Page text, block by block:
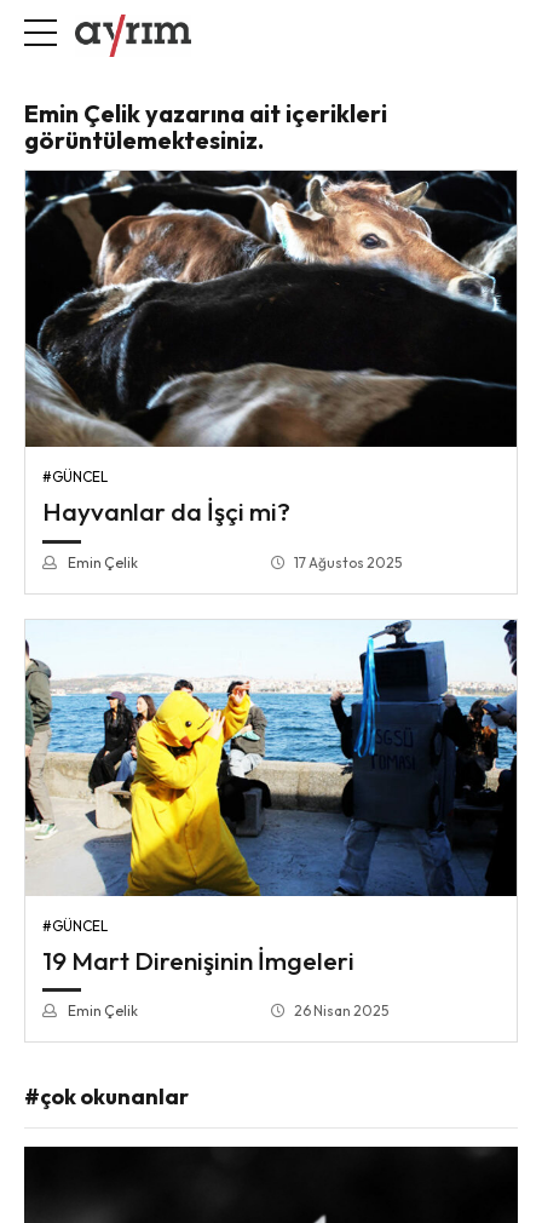
Emin Çelik yazarına ait içerikleri
görüntülemektesiniz.
#GÜNCEL
Hayvanlar da İşçi mi?
Emin Çelik 17 Ağustos 2025
#GÜNCEL
19 Mart Direnişinin İmgeleri
Emin Çelik 26 Nisan 2025
#çok okunanlar